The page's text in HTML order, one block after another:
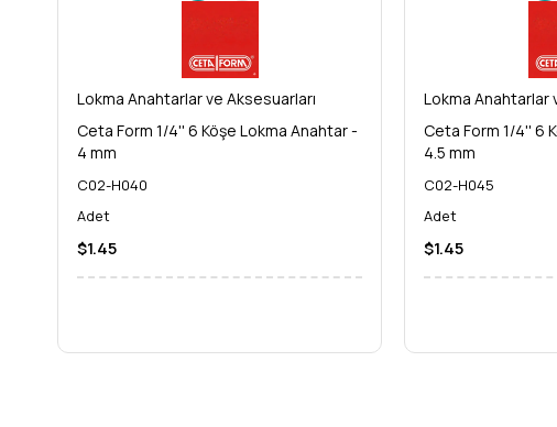
Yüksek Kaliteli Krom Vanadyum Çelik (Cr-V)
DIN veya ISO uygunluğu
Ambalaj:Kartlı (Kullanıcı dostu perakende ambalaj)
Ceta Form 1/4'' 6 Köşe Derin Lokma Anahtar - 12 mm / Kartlı ile alet
Lokma Anahtarlar ve Aksesuarları
Ceta Form 1/4'' 6 Köşe Lokma Anahtar -
4 mm
C02-H040
Adet
$1.45
Lokma Anahtarlar
Ceta Form 1/4'' 6
4.5 mm
C02-H045
Adet
$1.45